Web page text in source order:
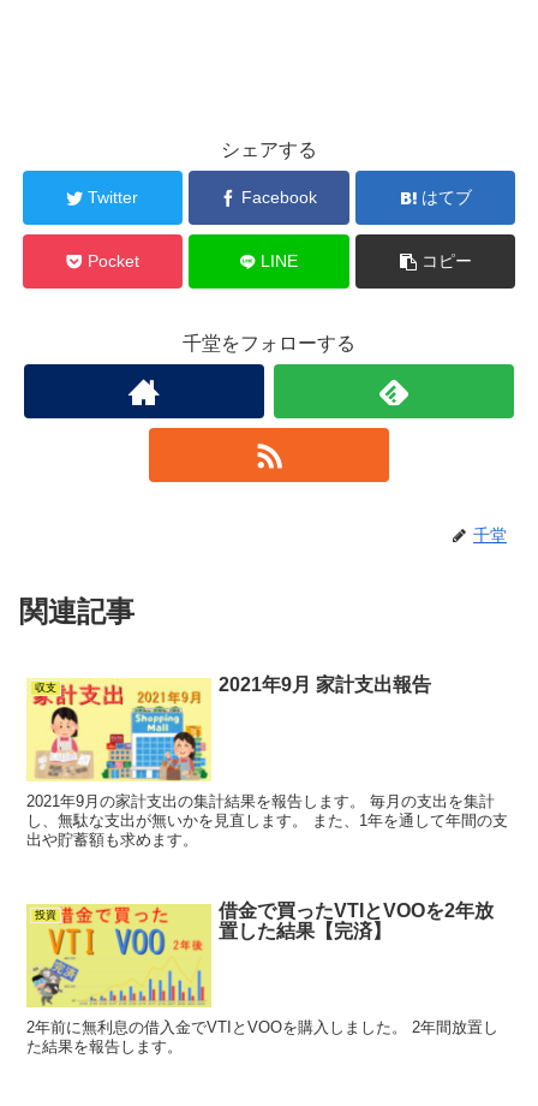
シェアする
Twitter Facebook はてブ
Pocket LINE コピー
千堂をフォローする
千堂
関連記事
収支 2021年9月 家計支出報告
2021年9月の家計支出の集計結果を報告します。 毎月の支出を集計
し、無駄な支出が無いかを見直します。 また、1年を通して年間の支
出や貯蓄額も求めます。
投資
借金で買ったVTIとVOOを2年放
置した結果【完済】
2年前に無利息の借入金でVTIとVOOを購入しました。 2年間放置し
た結果を報告します。